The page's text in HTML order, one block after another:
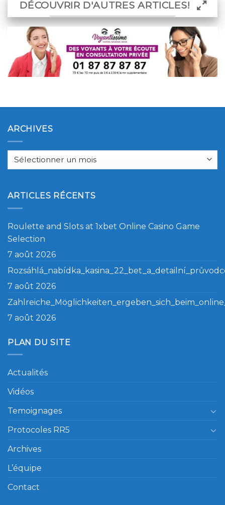
ARCHIVES
Archives
7 août 2026
7 août 2026
7 août 2026
PLAN DU SITE
Actualités
Vidéos
Temoignages
Protocoles RR5
Archives
L’équipe
Contact